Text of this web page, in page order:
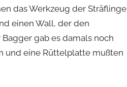
das Werkzeug der Sträflinge
einen Wall, der den
gab es damals noch
und eine Rüttelplatte mußten